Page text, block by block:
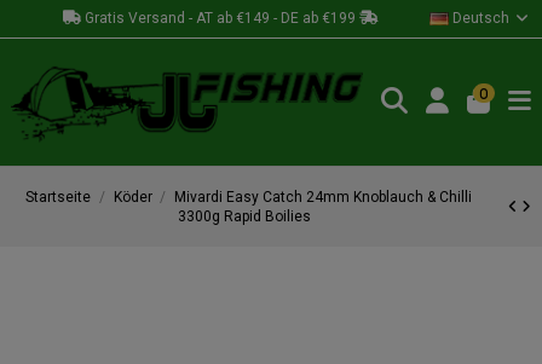
Gratis Versand - AT ab €149 - DE ab €199 Deutsch
0
Startseite Köder
Mivardi Easy Catch 24mm Knoblauch & Chilli
3300g Rapid Boilies